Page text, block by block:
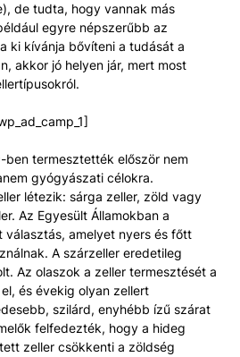
de tudta, hogy vannak más
egyre népszerűbb az
ki kívánja bővíteni a tudását a
akkor jó helyen jár, mert most
ben termesztették először nem
gyógyászati célokra.
létezik: sárga zeller, zöld vagy
Az Egyesült Államokban a
választás, amelyet nyers és főtt
A szárzeller eredetileg
Az olaszok a zeller termesztését a
és évekig olyan zellert
szilárd, enyhébb ízű szárat
felfedezték, hogy a hideg
zeller csökkenti a zöldség